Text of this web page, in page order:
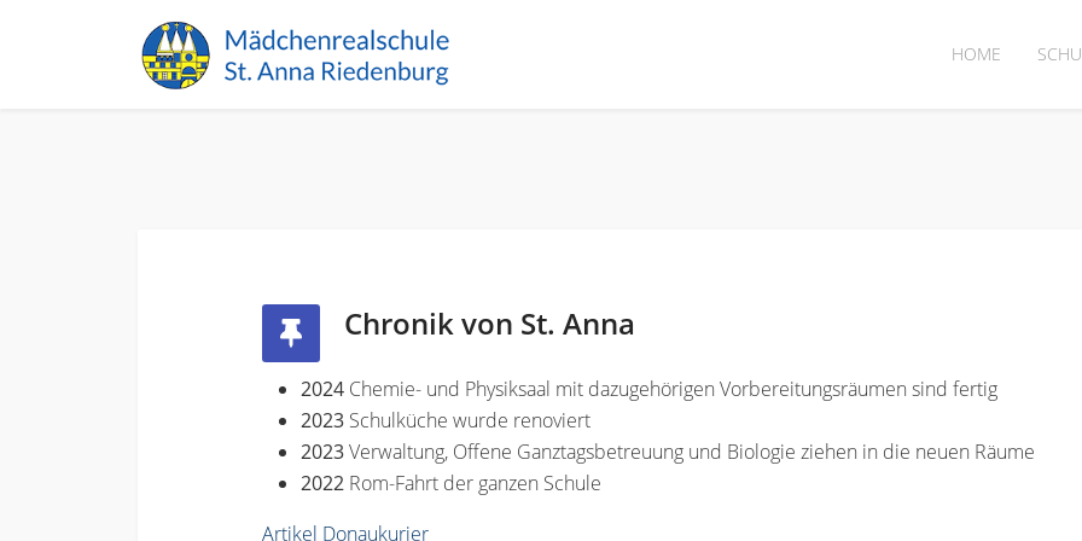
HOME
Chronik von St. Anna
2024 Chemie- und Physiksaal mit dazugehörigen Vorbereitungsräumen sind fertig
2023 Schulküche wurde renoviert
2023Verwaltung, Offene Ganztagsbetreuung und Biologie ziehen in die neuen Räume
2022 Rom-Fahrt der ganzen Schule
Artikel Donaukurier